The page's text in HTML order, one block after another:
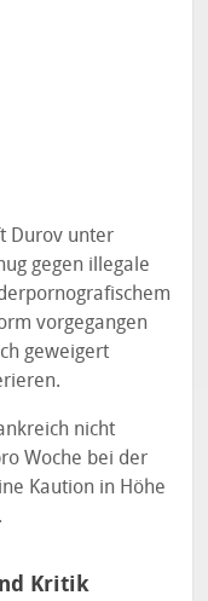
Durov unter
gegen illegale
vorgegangen
geweigert
nicht
Woche bei der
Kaution in Höhe
Kritik